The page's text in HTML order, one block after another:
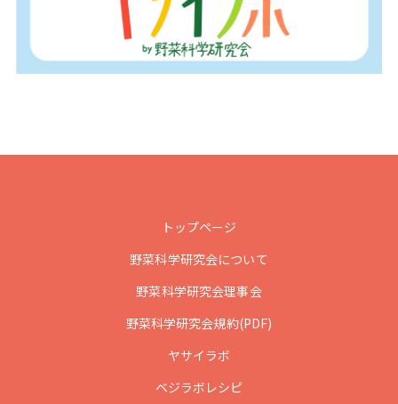
トップページ
野菜科学研究会について
野菜科学研究会理事会
野菜科学研究会規約(PDF)
ヤサイラボ
ベジラボレシピ